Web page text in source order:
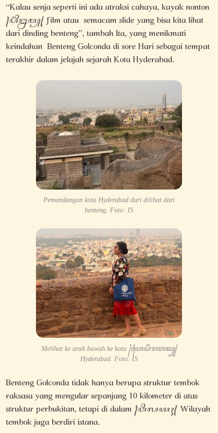
“Kalau senja seperti ini ada atraksi cahaya, kayak nonton
꧌ꦥ꦳ꦶꦊꦩ꧀꧍ film atau semacam slide yang bisa kita lihat
dari dinding benteng”, tambah Ita, yang menikmati
keindahan Benteng Golconda di sore Hari sebagai tempat
terakhir dalam jelajah sejarah Kota Hyderabad.
Pemandangan kota Hyderabad dari dilihat dari
benteng. Foto: IS
Melihat ke arah bawah ke kota ꧌ꦲꦻꦝꦼꦫꦧꦢ꧀꧍
Hyderabad. Foto: IS
Benteng Golconda tidak hanya berupa struktur tembok
raksasa yang mengular sepanjang 10 kilometer di atas
struktur perbukitan, tetapi di dalam ꧌ꦮꦶꦭꦪꦃ꧍ Wilayah
tembok juga berdiri istana.